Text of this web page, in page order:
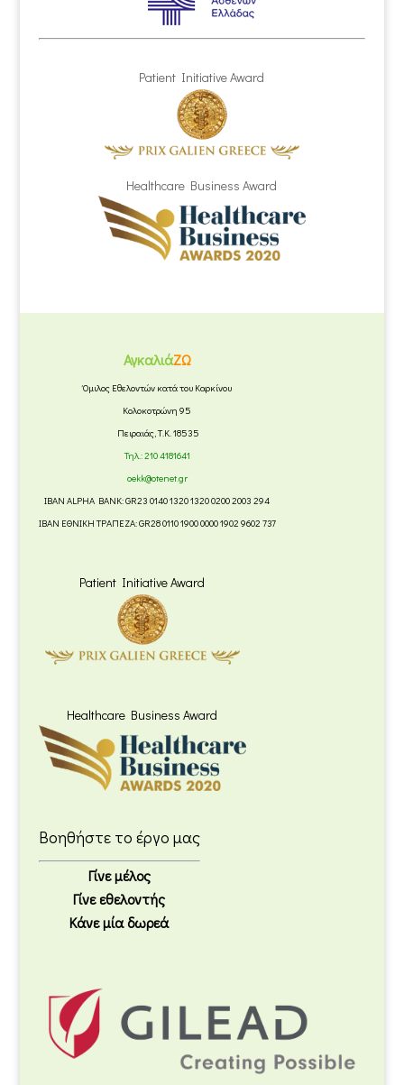
Patient Initiative Award
Healthcare Business Award
ΑγκαλιάΖΩ
Όμιλος Εθελοντών κατά του Καρκίνου
Κολοκοτρώνη 95
Πειραιάς, Τ.Κ. 18535
Τηλ.:210 4181641
oekk@otenet.gr
IBAN ALPHA BANK: GR23 0140 1320 1320 0200 2003 294
IBAN ΕΘΝΙΚΗ ΤΡΑΠΕΖΑ: GR28 0110 1900 0000 1902 9602 737
Patient Initiative Award
Healthcare Business Award
Βοηθήστε το έργο μας
Γίνε μέλος
Γίνε εθελοντής
Κάνε μία δωρεά